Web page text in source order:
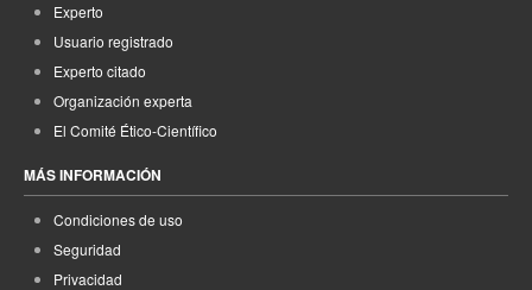
Experto
Usuario registrado
Experto citado
Organización experta
El Comité Ético-Científico
MÁS INFORMACIÓN
Condiciones de uso
Seguridad
Privacidad